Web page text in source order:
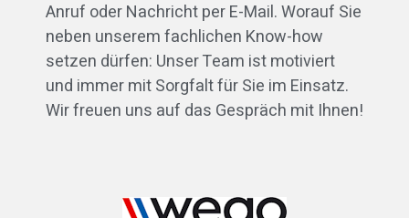
Anruf oder Nachricht per E-Mail. Worauf Sie
neben unserem fachlichen Know-how
setzen dürfen: Unser Team ist motiviert
und immer mit Sorgfalt für Sie im Einsatz.
Wir freuen uns auf das Gespräch mit Ihnen!